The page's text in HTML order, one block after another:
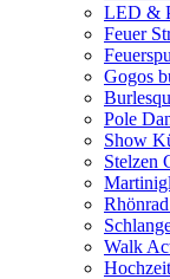
LED &
Feuer
Gogos
Pole
Show
Stelzen
Walk